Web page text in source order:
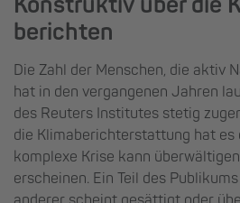
berichten
Die Zahl der Menschen, die aktiv
hat in den vergangenen Jahren
des Reuters Institutes stetig
die Klimaberichterstattung hat es
komplexe Krise kann
erscheinen. Ein Teil des